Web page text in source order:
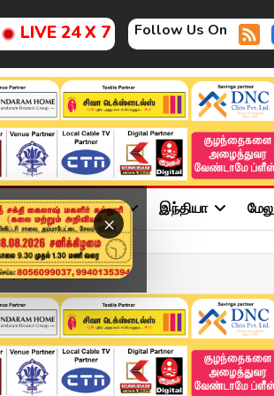
LIVE 24 X 7 Follow Us On
×
விளையாட்டு இந்தியா
|...